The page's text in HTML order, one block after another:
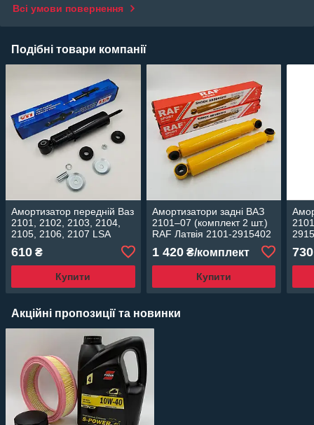
Всі умови повернення
Подібні товари компанії
Амортизатор передній Ваз
2101, 2102, 2103, 2104,
2105, 2106, 2107 LSA
610 ₴
Купити
Амортизатори задні ВАЗ
2101–07 (комплект 2 шт.)
RAF Латвія 2101-2915402
1 420₴/комплект
Купити
730
Акційні пропозиції та новинки